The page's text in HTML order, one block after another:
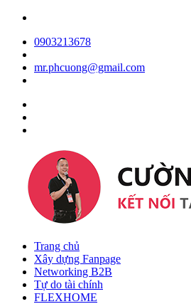
0903213678
mr.phcuong@gmail.com
Trang chủ
Xây dựng Fanpage
Networking B2B
Tự do tài chính
FLEXHOME